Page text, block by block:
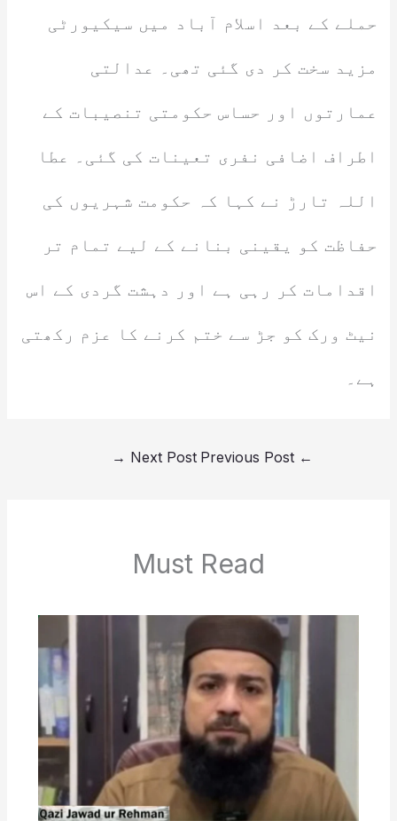
حملے کے بعد اسلام آباد میں سیکیورٹی
مزید سخت کر دی گئی تھی۔ عدالتی
عمارتوں اور حساس حکومتی تنصیبات کے
اطراف اضافی نفری تعینات کی گئی۔ عطا
اللہ تارڑ نے کہا کہ حکومت شہریوں کی
حفاظت کو یقینی بنانے کے لیے تمام تر
اقدامات کر رہی ہے اور دہشت گردی کے اس
نیٹ ورک کو جڑ سے ختم کرنے کا عزم رکھتی
ہے۔
←
Next Post
→
Must Read